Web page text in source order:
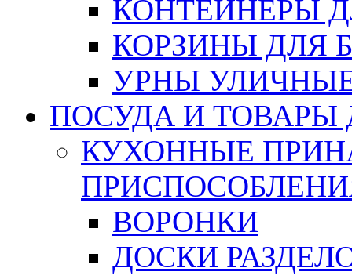
КОНТЕЙНЕРЫ
КОРЗИНЫ ДЛЯ
УРНЫ
ПОСУДА И ТОВАРЫ
КУХОННЫЕ
ВОРОНКИ
ДОСКИ